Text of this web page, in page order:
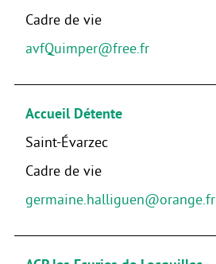
Cadre de vie
avfQuimper@free.fr
Accueil Détente
Saint-Évarzec
Cadre de vie
germaine.halliguen@orange.fr